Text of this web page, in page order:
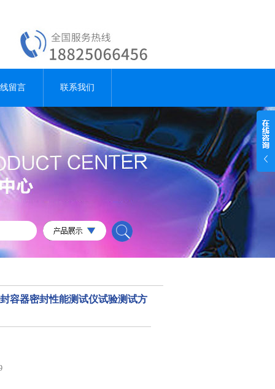
留言 联系我们
容器密封性能测试仪试验测试方